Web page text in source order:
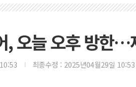
10
트
, 오늘 오후 방한…
최종수정 : 2025년04월29일 10:53